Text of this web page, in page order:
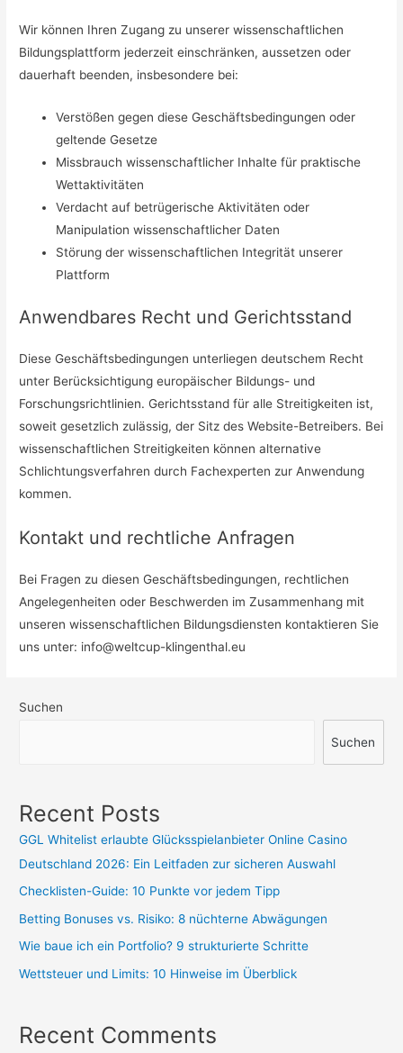
Wir können Ihren Zugang zu unserer wissenschaftlichen
Bildungsplattform jederzeit einschränken, aussetzen oder
dauerhaft beenden, insbesondere bei:
Verstößen gegen diese Geschäftsbedingungen oder
geltende Gesetze
Missbrauch wissenschaftlicher Inhalte für praktische
Wettaktivitäten
Verdacht auf betrügerische Aktivitäten oder
Manipulation wissenschaftlicher Daten
Störung der wissenschaftlichen Integrität unserer
Plattform
Anwendbares Recht und Gerichtsstand
Diese Geschäftsbedingungen unterliegen deutschem Recht
unter Berücksichtigung europäischer Bildungs- und
Forschungsrichtlinien. Gerichtsstand für alle Streitigkeiten ist,
soweit gesetzlich zulässig, der Sitz des Website-Betreibers. Bei
wissenschaftlichen Streitigkeiten können alternative
Schlichtungsverfahren durch Fachexperten zur Anwendung
kommen.
Kontakt und rechtliche Anfragen
Bei Fragen zu diesen Geschäftsbedingungen, rechtlichen
Angelegenheiten oder Beschwerden im Zusammenhang mit
unseren wissenschaftlichen Bildungsdiensten kontaktieren Sie
uns unter: info@weltcup-klingenthal.eu
Suchen
Suchen
Recent Posts
GGL Whitelist erlaubte Glücksspielanbieter Online Casino
Deutschland 2026: Ein Leitfaden zur sicheren Auswahl
Checklisten-Guide: 10 Punkte vor jedem Tipp
Betting Bonuses vs. Risiko: 8 nüchterne Abwägungen
Wie baue ich ein Portfolio? 9 strukturierte Schritte
Wettsteuer und Limits: 10 Hinweise im Überblick
Recent Comments